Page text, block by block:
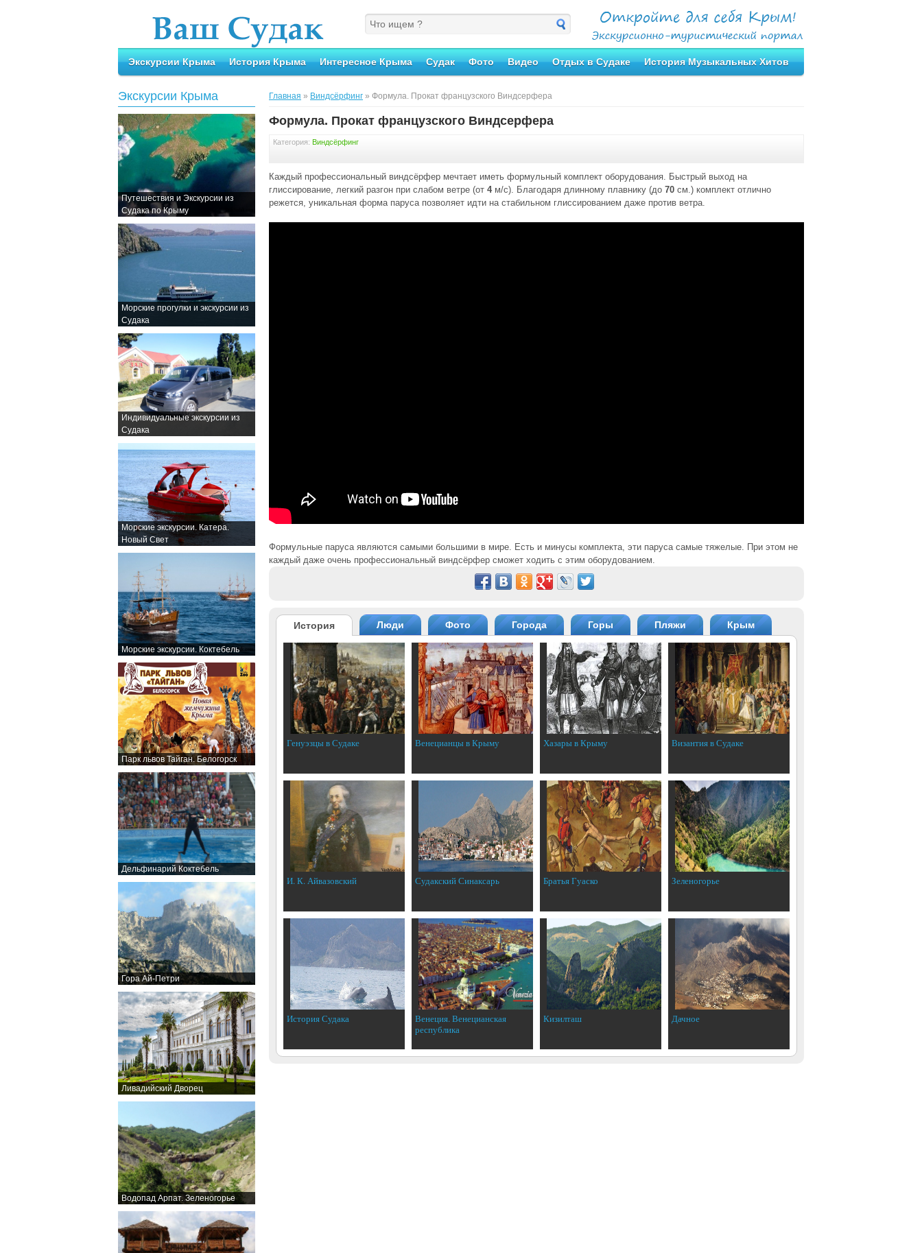
Экскурсии Крыма История Крыма Интересное Крыма Судак Фото Видео Отдых в Судаке История Музыкальных Хитов
Экскурсии Крыма
Путешествия и Экскурсии из
Судака по Крыму
Морские прогулки и экскурсии из
Судака
Индивидуальные экскурсии из
Судака
Морские экскурсии. Катера.
Новый Свет
Морские экскурсии. Коктебель
Парк львов Тайган. Белогорск
Дельфинарий Коктебель
Гора Ай-Петри
Ливадийский Дворец
Водопад Арпат. Зеленогорье
Главная » Виндсёрфинг » Формула. Прокат французского Виндсерфера
Формула. Прокат французского Виндсерфера
Категория: Виндсёрфинг
Каждый профессиональный виндсёрфер мечтает иметь формульный комплект оборудования. Быстрый выход на
глиссирование, легкий разгон при слабом ветре (от 4м/с). Благодаря длинному плавнику (до 70 см.) комплект отлично
режется, уникальная форма паруса позволяет идти на стабильном глиссированием даже против ветра.
Формульные паруса являются самыми большими в мире. Есть и минусы комплекта, эти паруса самые тяжелые. При этом не
каждый даже очень профессиональный виндсёрфер сможет ходить с этим оборудованием.
История Люди Фото Города Горы Пляжи Крым
Генуэзцы в Судаке Венецианцы в Крыму Хазары в Крыму Византия в Судаке
И. К. Айвазовский Судакский Синаксарь Братья Гуаско Зеленогорье
История Судака
Венеция. Венецианская
республика
Кизилташ Дачное